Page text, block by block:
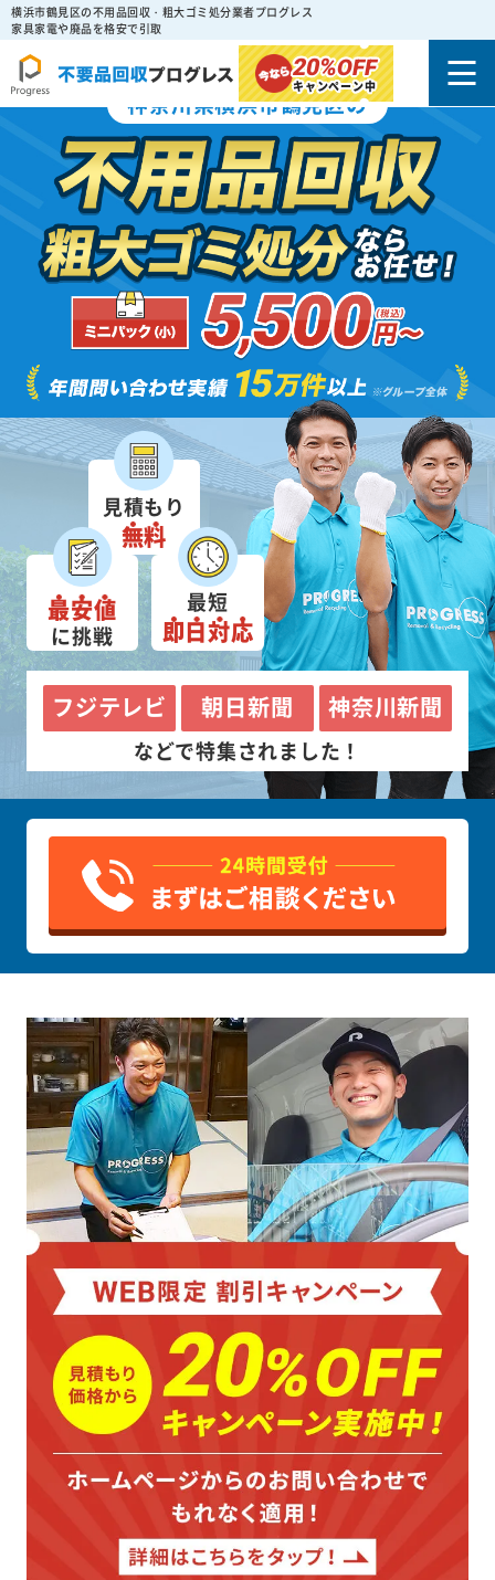
横浜市鶴見区の不用品回収・粗大ゴミ処分業者プログレス
家具家電や廃品を格安で引取
20%OFF
キャンペーン中
神奈川県横浜市鶴見区の
見積もり
無料
最安値
に挑戦
最短
即日対応
フジテレビ 朝日新聞 神奈川新聞
などで特集されました！